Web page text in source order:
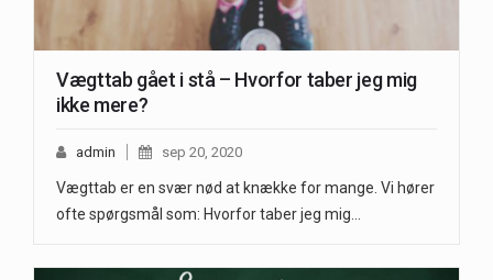
Vægttab gået i stå – Hvorfor taber jeg mig
ikke mere?
admin sep 20, 2020
Vægttab er en svær nød at knække for mange. Vi hører
ofte spørgsmål som: Hvorfor taber jeg mig…